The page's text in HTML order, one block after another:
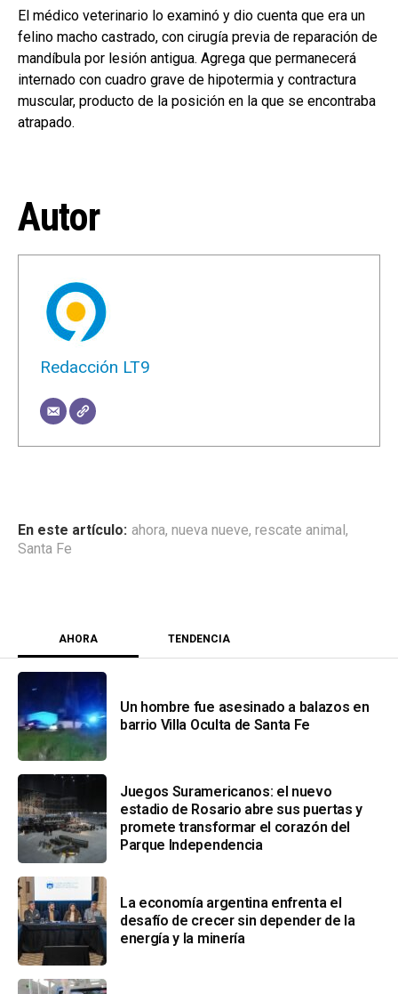
El médico veterinario lo examinó y dio cuenta que era un
felino macho castrado, con cirugía previa de reparación de
mandíbula por lesión antigua. Agrega que permanecerá
internado con cuadro grave de hipotermia y contractura
muscular, producto de la posición en la que se encontraba
atrapado.
Autor
Redacción LT9
ahora, nueva nueve, rescate animal,
Santa Fe
AHORA TENDENCIA
Un hombre fue asesinado a balazos en
barrio Villa Oculta de Santa Fe
Juegos Suramericanos: el nuevo
estadio de Rosario abre sus puertas y
promete transformar el corazón del
Parque Independencia
La economía argentina enfrenta el
desafío de crecer sin depender de la
energía y la minería